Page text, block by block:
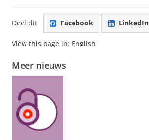
Deel dit Facebook LinkedIn
View this page in: English
Meer nieuws